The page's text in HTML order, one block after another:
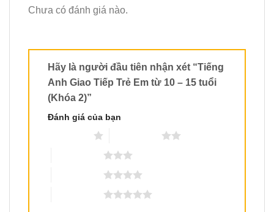
Chưa có đánh giá nào.
Hãy là người đầu tiên nhận xét “Tiếng
Anh Giao Tiếp Trẻ Em từ 10 – 15 tuổi
(Khóa 2)”
Đánh giá của bạn